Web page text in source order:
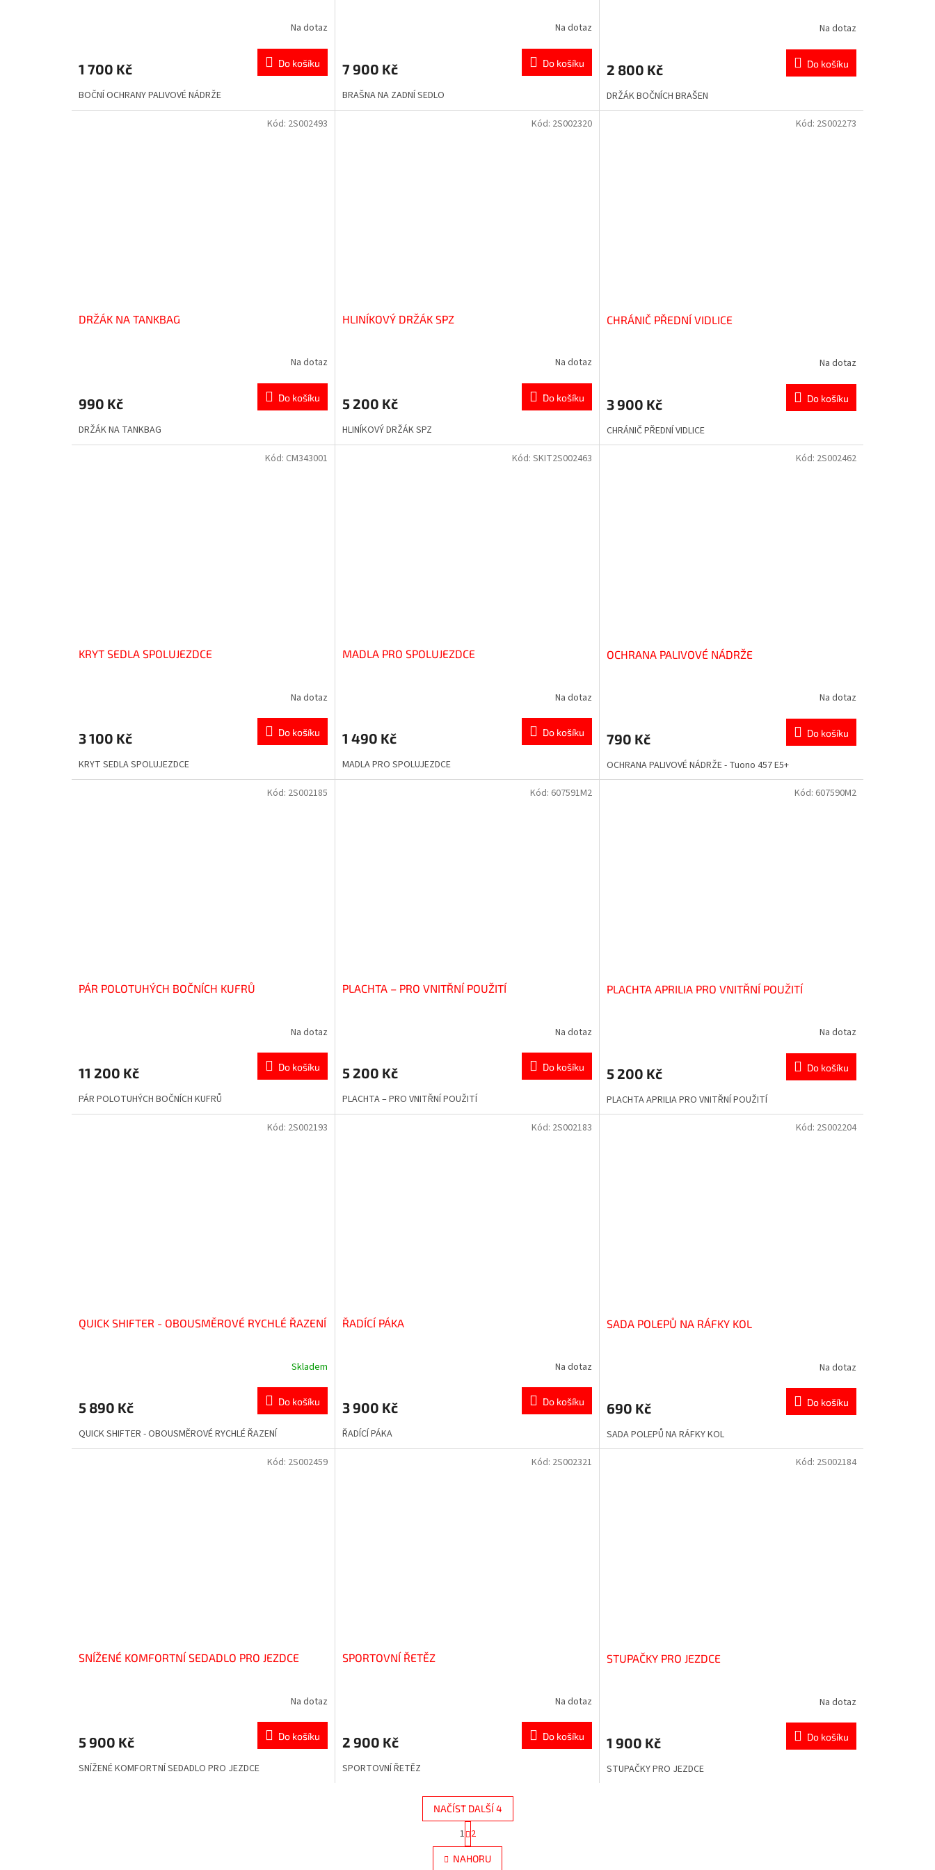
Na dotaz
1 700 Kč Do košíku
BOČNÍ OCHRANY PALIVOVÉ NÁDRŽE
Na dotaz
7 900 Kč Do košíku
BRAŠNA NA ZADNÍ SEDLO
Na dotaz
2 800 Kč Do košíku
DRŽÁK BOČNÍCH BRAŠEN
DRŽÁK NA TANKBAG
Na dotaz
990 Kč Do košíku
DRŽÁK NA TANKBAG
Kód: 2S002493
HLINÍKOVÝ DRŽÁK SPZ
Na dotaz
5 200 Kč Do košíku
HLINÍKOVÝ DRŽÁK SPZ
Kód: 2S002320
CHRÁNIČ PŘEDNÍ VIDLICE
Na dotaz
3 900 Kč Do košíku
CHRÁNIČ PŘEDNÍ VIDLICE
Kód: 2S002273
KRYT SEDLA SPOLUJEZDCE
Na dotaz
3 100 Kč Do košíku
KRYT SEDLA SPOLUJEZDCE
Kód: CM343001
MADLA PRO SPOLUJEZDCE
Na dotaz
1 490 Kč Do košíku
MADLA PRO SPOLUJEZDCE
Kód: SKIT2S002463
OCHRANA PALIVOVÉ NÁDRŽE
Na dotaz
790 Kč Do košíku
OCHRANA PALIVOVÉ NÁDRŽE - Tuono 457 E5+
Kód: 2S002462
PÁR POLOTUHÝCH BOČNÍCH KUFRŮ
Na dotaz
11 200 Kč Do košíku
PÁR POLOTUHÝCH BOČNÍCH KUFRŮ
Kód: 2S002185
PLACHTA – PRO VNITŘNÍ POUŽITÍ
Na dotaz
5 200 Kč Do košíku
PLACHTA – PRO VNITŘNÍ POUŽITÍ
Kód: 607591M2
PLACHTA APRILIA PRO VNITŘNÍ POUŽITÍ
Na dotaz
5 200 Kč Do košíku
PLACHTA APRILIA PRO VNITŘNÍ POUŽITÍ
Kód: 607590M2
QUICK SHIFTER - OBOUSMĚROVÉ RYCHLÉ ŘAZENÍ
Skladem
5 890 Kč Do košíku
QUICK SHIFTER - OBOUSMĚROVÉ RYCHLÉ ŘAZENÍ
Kód: 2S002193
ŘADÍCÍ PÁKA
Na dotaz
3 900 Kč Do košíku
ŘADÍCÍ PÁKA
Kód: 2S002183
SADA POLEPŮ NA RÁFKY KOL
Na dotaz
690 Kč Do košíku
SADA POLEPŮ NA RÁFKY KOL
Kód: 2S002204
SNÍŽENÉ KOMFORTNÍ SEDADLO PRO JEZDCE
Na dotaz
5 900 Kč Do košíku
SNÍŽENÉ KOMFORTNÍ SEDADLO PRO JEZDCE
Kód: 2S002459
SPORTOVNÍ ŘETĚZ
Na dotaz
2 900 Kč Do košíku
SPORTOVNÍ ŘETĚZ
Kód: 2S002321
STUPAČKY PRO JEZDCE
Na dotaz
1 900 Kč Do košíku
STUPAČKY PRO JEZDCE
Kód: 2S002184
O
v
l
NAČÍST DALŠÍ 4
t
r
á
1 2
NAHORU